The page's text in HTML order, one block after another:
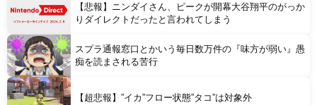
Powered by livedoor 相互RSS
【悲報】ニンダイさん、ピークが開幕大谷翔平のがっか
りダイレクトだったと言われてしまう
スプラ通報窓口とかいう毎日数万件の『味方が弱い』愚
痴を読まされる苦行
【超悲報】”イカ”フロー状態”タコ”は対象外